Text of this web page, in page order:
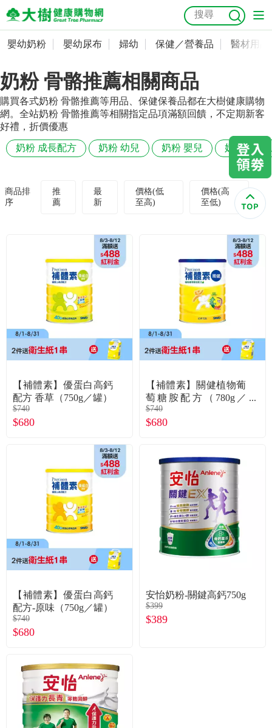
嬰幼奶粉
嬰幼尿布
婦幼
保健／營養品
食品／健康食補
名人嚴選
優惠活動
關於我們
常見問題
抗菌 尿布 大樹獨家 益生菌 魚油 幼兒米餅
奶瓶奶嘴
會員資料及密碼修改
常用收件人清單
訂單查詢
收藏清單
優惠券查詢
嬰幼奶粉 嬰幼尿布 婦幼 保健／營養品 醫材用品
奶粉 骨骼推薦相關商品
購買各式奶粉 骨骼推薦等用品、保健保養品都在大樹健康購物
網。全站奶粉 骨骼推薦等相關指定品項滿額回饋，不定期新客
好禮，折價優惠
奶粉 成長配方 奶粉 幼兒 奶粉 嬰兒 奶粉 1歲
商品排
序
推
薦
最
新
價格(低
至高)
價格(高
至低)
【補體素】優蛋白高鈣
配方 香草（750g／罐）
$740
$680
【補體素】關健植物葡
萄糖胺配方（780g／
罐）
$740
$680
【補體素】優蛋白高鈣
配方-原味（750g／罐）
$740
$680
安怡奶粉-關鍵高鈣750g
$399
$389